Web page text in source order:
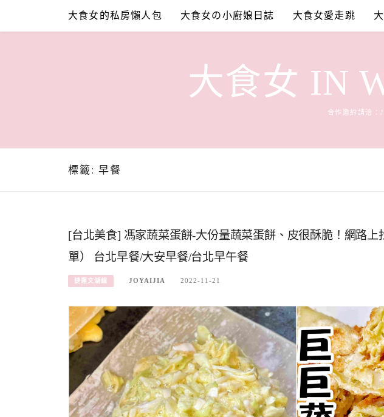
content
大食女的私房懶人包 大食女の小廚娘日誌 大食女愛走跳
大食女 IN
合作邀約請洽：
標籤: 早餐
[台北美食] 馮家蔬菜蛋餅-大份量蔬菜蛋餅、皮很酥脆！網路
單） 台北早餐/大安早餐/台北早午餐
捷運文湖線 JOYAIJIA 2022-11-21